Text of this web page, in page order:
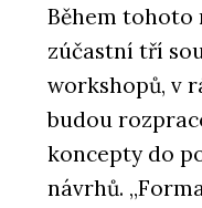
Během tohoto
zúčastní tří
workshopů, v
budou
koncepty do
návrhů.